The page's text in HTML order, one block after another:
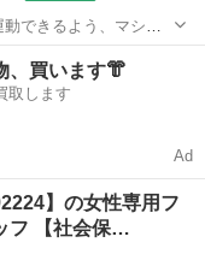
できるよう、マシン
や苦手な方がほとん
の動きを意識しまし
、買います👘
取します
Ad
】の女性専用フ
フ 【社会保…